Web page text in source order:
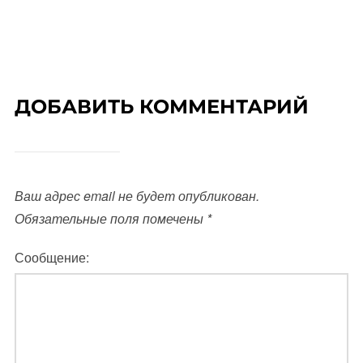
ДОБАВИТЬ КОММЕНТАРИЙ
Ваш адрес email не будет опубликован.
Обязательные поля помечены *
Сообщение: